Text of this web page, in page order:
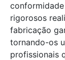
rigorosos
fabricação
tornando-os
profissionais